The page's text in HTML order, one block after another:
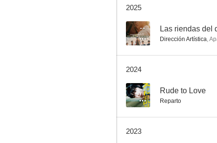
--
2025
-- Las riendas del
Dirección Artística,
2024
-- Rude to Love
Reparto
2023